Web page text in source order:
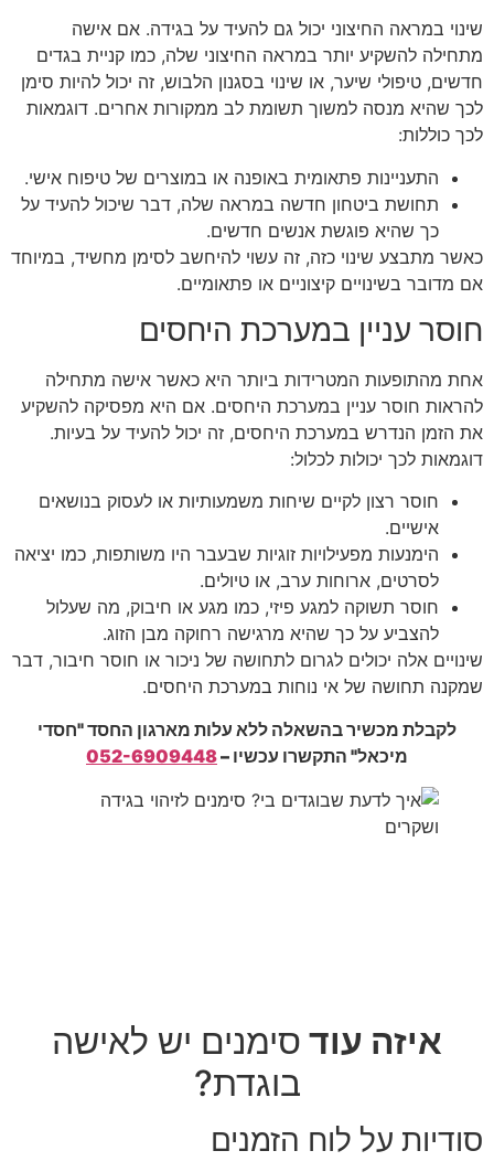
שינוי במראה החיצוני יכול גם להעיד על בגידה. אם אישה
מתחילה להשקיע יותר במראה החיצוני שלה, כמו קניית בגדים
חדשים, טיפולי שיער, או שינוי בסגנון הלבוש, זה יכול להיות סימן
לכך שהיא מנסה למשוך תשומת לב ממקורות אחרים. דוגמאות
לכך כוללות:
התעניינות פתאומית באופנה או במוצרים של טיפוח אישי.
תחושת ביטחון חדשה במראה שלה, דבר שיכול להעיד על
כך שהיא פוגשת אנשים חדשים.
כאשר מתבצע שינוי כזה, זה עשוי להיחשב לסימן מחשיד, במיוחד
אם מדובר בשינויים קיצוניים או פתאומיים.
חוסר עניין במערכת היחסים
אחת מהתופעות המטרידות ביותר היא כאשר אישה מתחילה
להראות חוסר עניין במערכת היחסים. אם היא מפסיקה להשקיע
את הזמן הנדרש במערכת היחסים, זה יכול להעיד על בעיות.
דוגמאות לכך יכולות לכלול:
חוסר רצון לקיים שיחות משמעותיות או לעסוק בנושאים
אישיים.
הימנעות מפעילויות זוגיות שבעבר היו משותפות, כמו יציאה
לסרטים, ארוחות ערב, או טיולים.
חוסר תשוקה למגע פיזי, כמו מגע או חיבוק, מה שעלול
להצביע על כך שהיא מרגישה רחוקה מבן הזוג.
שינויים אלה יכולים לגרום לתחושה של ניכור או חוסר חיבור, דבר
שמקנה תחושה של אי נוחות במערכת היחסים.
לקבלת מכשיר בהשאלה ללא עלות מארגון החסד "חסדי
מיכאל" התקשרו עכשיו –052-6909448
איזה עוד סימנים יש לאישה
בוגדת?
סודיות על לוח הזמנים